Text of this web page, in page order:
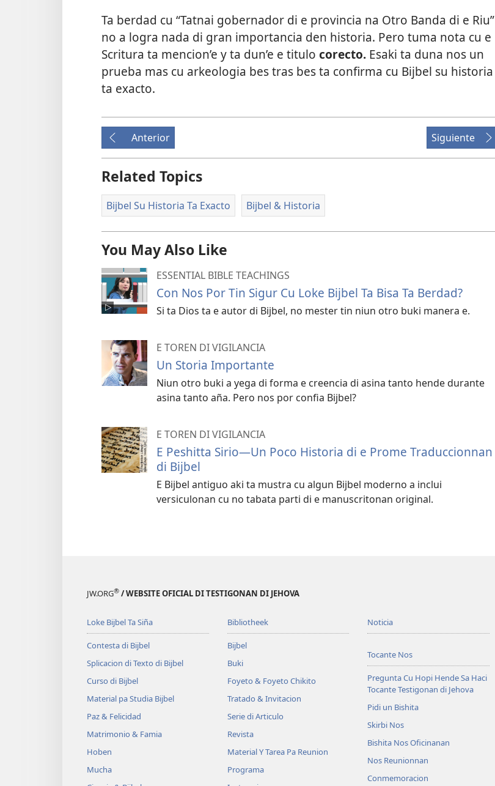
Ta berdad cu “Tatnai gobernador di e provincia na Otro Banda di e Riu”
no a logra nada di gran importancia den historia. Pero tuma nota cu e
Scritura ta mencion’e y ta dun’e e titulo corecto. Esaki ta duna nos un
prueba mas cu arkeologia bes tras bes ta confirma cu Bijbel su historia
ta exacto.
Anterior Siguiente
Related Topics
Bijbel Su Historia Ta Exacto Bijbel & Historia
You May Also Like
ESSENTIAL BIBLE TEACHINGS
Con Nos Por Tin Sigur Cu Loke Bijbel Ta Bisa Ta Berdad?
Si ta Dios ta e autor di Bijbel, no mester tin niun otro buki manera e.
E TOREN DI VIGILANCIA
Un Storia Importante
Niun otro buki a yega di forma e creencia di asina tanto hende durante
asina tanto aña. Pero nos por confia Bijbel?
E TOREN DI VIGILANCIA
E Peshitta Sirio—Un Poco Historia di e Prome Traduccionnan
di Bijbel
E Bijbel antiguo aki ta mustra cu algun Bijbel moderno a inclui
versiculonan cu no tabata parti di e manuscritonan original.
JW.ORG® / WEBSITE OFICIAL DI TESTIGONAN DI JEHOVA
Loke Bijbel Ta Siña
Contesta di Bijbel
Splicacion di Texto di Bijbel
Curso di Bijbel
Material pa Studia Bijbel
Paz & Felicidad
Matrimonio & Famia
Hoben
Mucha
Bibliotheek
Bijbel
Buki
Foyeto & Foyeto Chikito
Tratado & Invitacion
Serie di Articulo
Revista
Material Y Tarea Pa Reunion
Programa
Noticia
Tocante Nos
Pregunta Cu Hopi Hende Sa Haci
Tocante Testigonan di Jehova
Pidi un Bishita
Skirbi Nos
Bishita Nos Oficinanan
Nos Reunionnan
Conmemoracion